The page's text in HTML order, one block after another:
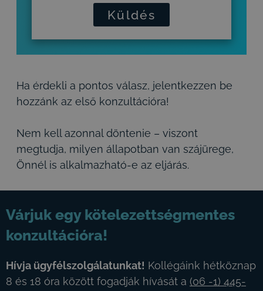
Küldés
Ha érdekli a pontos válasz, jelentkezzen be
hozzánk az első konzultációra!
Nem kell azonnal döntenie – viszont
megtudja, milyen állapotban van szájürege,
Önnél is alkalmazható-e az eljárás.
Várjuk egy kötelezettségmentes
konzultációra!
Hívja ügyfélszolgálatunkat! Kollégáink hétköznap
8 és 18 óra között fogadják hívását a (06 -1) 445-